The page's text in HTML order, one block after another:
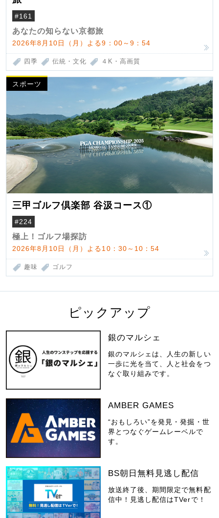
#161
あなたの知らない京都旅
2026年8月10日（月）よる9：00～9：54
四季 伝統・文化 ４K・高画質
スポーツ
三甲ゴルフ倶楽部 谷汲コース①
#224
極上！ゴルフ場探訪
2026年8月10日（月）よる10：30～10：54
趣味 ゴルフ
ピックアップ
銀のマルシェ
銀のマルシェは、人生の新しい
一歩に光を当て、人と社会をつ
なぐ取り組みです。
AMBER GAMES
“おもしろい”を発見・発掘・世
界とつなぐゲームレーベルで
す。
BS朝日無料見逃し配信
放送終了後、期間限定で無料配
信中！見逃し配信はTVerで！